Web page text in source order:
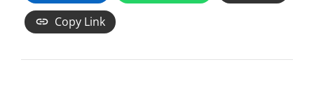
Copy Link